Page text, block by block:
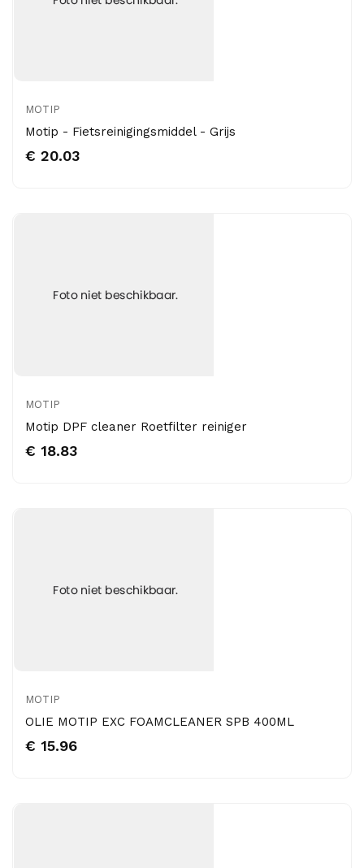
MOTIP
Motip - Fietsreinigingsmiddel - Grijs
€ 20.03
MOTIP
Motip DPF cleaner Roetfilter reiniger
€ 18.83
MOTIP
OLIE MOTIP EXC FOAMCLEANER SPB 400ML
€ 15.96